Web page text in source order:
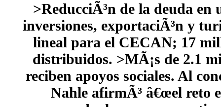
>ReducciÃ³n de la deuda en
inversiones, exportaciÃ³n y
lineal para el CECAN; 17
distribuidos. >MÃ¡s de 2.1
reciben apoyos sociales. Al
Nahle afirmÃ³ â€œel reto